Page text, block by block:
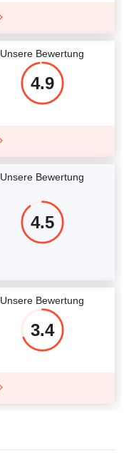
Unsere Bewertung
4.9
Unsere Bewertung
4.5
Unsere Bewertung
3.4